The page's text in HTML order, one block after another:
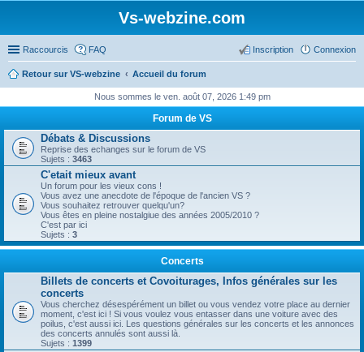
Vs-webzine.com
Raccourcis FAQ Connexion
Inscription
Retour sur VS-webzine Accueil du forum
Nous sommes le ven. août 07, 2026 1:49 pm
Forum de VS
Débats & Discussions
Reprise des echanges sur le forum de VS
Sujets : 3463
C'etait mieux avant
Un forum pour les vieux cons !
Vous avez une anecdote de l'époque de l'ancien VS ?
Vous souhaitez retrouver quelqu'un?
Vous êtes en pleine nostalgiue des années 2005/2010 ?
C'est par ici
Sujets : 3
Concerts
Billets de concerts et Covoiturages, Infos générales sur les
concerts
Vous cherchez désespérément un billet ou vous vendez votre place au dernier
moment, c'est ici ! Si vous voulez vous entasser dans une voiture avec des
poilus, c'est aussi ici. Les questions générales sur les concerts et les annonces
des concerts annulés sont aussi là.
Sujets : 1399